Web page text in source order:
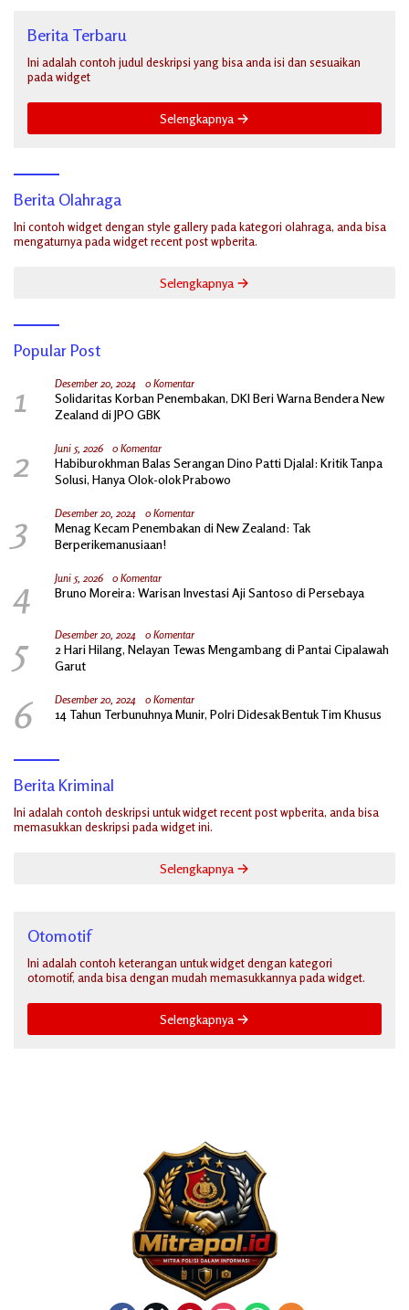
Berita Terbaru
Ini adalah contoh judul deskripsi yang bisa anda isi dan sesuaikan
pada widget
Selengkapnya
Berita Olahraga
Ini contoh widget dengan style gallery pada kategori olahraga, anda bisa
mengaturnya pada widget recent post wpberita.
Selengkapnya
Popular Post
1 Desember 20, 2024 0 Komentar
Solidaritas Korban Penembakan, DKI Beri Warna Bendera New
Zealand di JPO GBK
2 Juni 5, 2026 0 Komentar
Habiburokhman Balas Serangan Dino Patti Djalal: Kritik Tanpa
Solusi, Hanya Olok-olok Prabowo
3 Desember 20, 2024 0 Komentar
Menag Kecam Penembakan di New Zealand: Tak
Berperikemanusiaan!
4 Juni 5, 2026 0 Komentar
Bruno Moreira: Warisan Investasi Aji Santoso di Persebaya
5 Desember 20, 2024 0 Komentar
2 Hari Hilang, Nelayan Tewas Mengambang di Pantai Cipalawah
Garut
6 Desember 20, 2024 0 Komentar
14 Tahun Terbunuhnya Munir, Polri Didesak Bentuk Tim Khusus
Berita Kriminal
Ini adalah contoh deskripsi untuk widget recent post wpberita, anda bisa
memasukkan deskripsi pada widget ini.
Selengkapnya
Otomotif
Ini adalah contoh keterangan untuk widget dengan kategori
otomotif, anda bisa dengan mudah memasukkannya pada widget.
Selengkapnya